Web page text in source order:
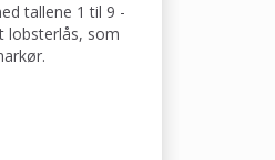
tallene 1 til 9 -
lobsterlås, som